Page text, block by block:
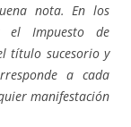
nota. En los
el Impuesto de
título sucesorio y
a cada
manifestación